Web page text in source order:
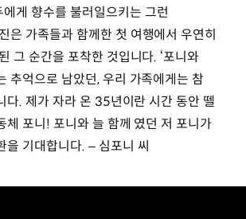
게 향수를 불러일으키는 그런
은 가족들과 함께한 첫 여행에서 우연히
그 순간을 포착한 것입니다. ‘포니와
추억으로 남았던, 우리 가족에게는 참
다. 제가 자라 온 35년이란 시간 동안 뗄
체 포니! 포니와 늘 함께 였던 저 포니가
을 기대합니다. – 심포니 씨